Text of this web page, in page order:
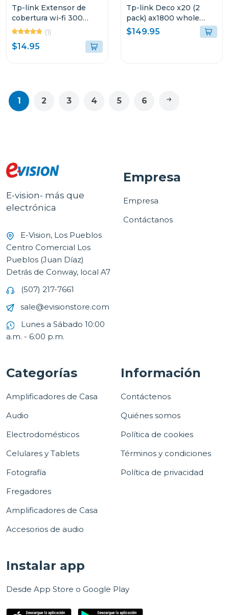
Tp-link Extensor de
cobertura wi-fi 300
mbps mw300
(1)
$14.95
Tp-link Deco x20 (2
pack) ax1800 whole
home mesh
$149.95
1 2 3 4 5 6
E-vision- más que
electrónica
E-Vision, Los Pueblos
Centro Comercial Los
Pueblos (Juan Díaz)
Detrás de Conway, local A7
(507) 217-7661
sale@evisionstore.com
Lunes a Sábado 10:00
a.m. - 6:00 p.m.
Empresa
Empresa
Contáctanos
Categorías
Amplificadores de Casa
Audio
Electrodomésticos
Celulares y Tablets
Fotografía
Fregadores
Amplificadores de Casa
Accesorios de audio
Información
Contáctenos
Quiénes somos
Política de cookies
Términos y condiciones
Política de privacidad
Instalar app
Desde App Store o Google Play